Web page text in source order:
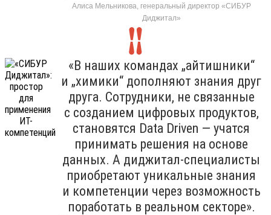
Алиса Мельникова, генеральный директор «СИБУР
Диджитал»
«В наших командах „айтишники“
и „химики“ дополняют знания друг
друга. Сотрудники, не связанные
с созданием цифровых продуктов,
становятся Data Driven — учатся
принимать решения на основе
данных. А диджитал-специалисты
приобретают уникальные знания
и компетенции через возможность
поработать в реальном секторе».